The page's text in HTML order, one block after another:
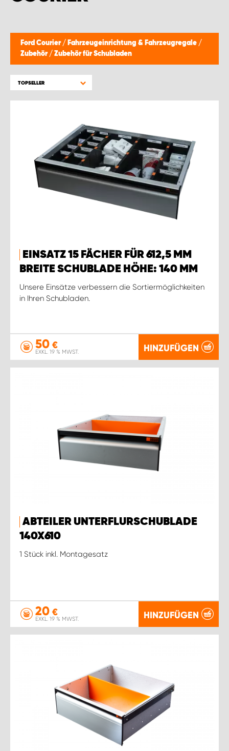
Ford Courier / Fahrzeugeinrichtung & Fahrzeugregale /
Zubehör / Zubehör für Schubladen
TOPSELLER
EINSATZ 15 FÄCHER FÜR 612,5 MM
BREITE SCHUBLADE HÖHE: 140 MM
Unsere Einsätze verbessern die Sortiermöglichkeiten
in Ihren Schubladen.
50 €
EXKL. 19 % MWST. HINZUFÜGEN
ABTEILER UNTERFLURSCHUBLADE
140X610
1 Stück inkl. Montagesatz
20 €
EXKL. 19 % MWST. HINZUFÜGEN
WORK SYSTEM GERA
WORK SYSTEM HAMBURG
WORK SYSTEM LUDWIGSHAFEN
WORK SYSTEM MÜNCHEN
WORK SYSTEM OSNABRÜCK
WORK SYSTEM STUTTGART